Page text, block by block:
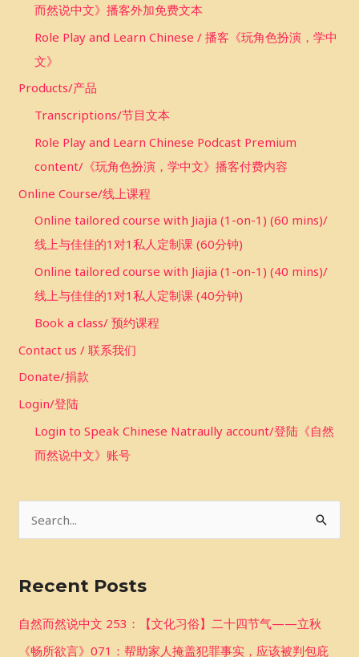
而然说中文》播客外加免费文本
Role Play and Learn Chinese / 播客《玩角色扮演，学中
文》
Products/产品
Transcriptions/节目文本
Role Play and Learn Chinese Podcast Premium
content/《玩角色扮演，学中文》播客付费内容
Online Course/线上课程
Online tailored course with Jiajia (1-on-1) (60 mins)/
线上与佳佳的1对1私人定制课 (60分钟)
Online tailored course with Jiajia (1-on-1) (40 mins)/
线上与佳佳的1对1私人定制课 (40分钟)
Book a class/ 预约课程
Contact us / 联系我们
Donate/捐款
Login/登陆
Login to Speak Chinese Natraully account/登陆《自然
而然说中文》账号
r
c
Recent Posts
自然而然说中文 253：【文化习俗】二十四节气——立秋
《畅所欲言》071：帮助家人掩盖犯罪事实，应该被判包庇